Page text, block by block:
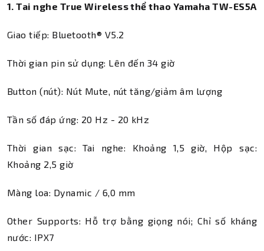
1. Tai nghe True Wireless thể thao Yamaha TW-ES5A
Giao tiếp: Bluetooth® V5.2
Thời gian pin sử dụng: Lên đến 34 giờ
Button (nút): Nút Mute, nút tăng/giảm âm lượng
Tần số đáp ứng: 20 Hz - 20 kHz
Thời gian sạc: Tai nghe: Khoảng 1,5 giờ, Hộp sạc:
Khoảng 2,5 giờ
Màng loa: Dynamic / 6,0 mm
Other Supports: Hỗ trợ bằng giọng nói; Chỉ số kháng
nước: IPX7